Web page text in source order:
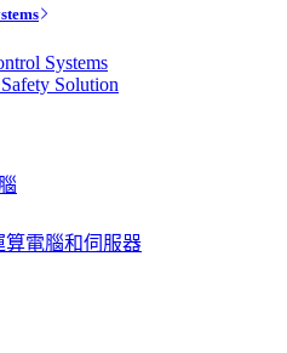
Systems
Solution
電腦和伺服器